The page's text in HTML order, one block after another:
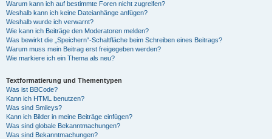
Warum kann ich auf bestimmte Foren nicht zugreifen?
Weshalb kann ich keine Dateianhänge anfügen?
Weshalb wurde ich verwarnt?
Wie kann ich Beiträge den Moderatoren melden?
Was bewirkt die „Speichern“-Schaltfläche beim Schreiben eines Beitrags?
Warum muss mein Beitrag erst freigegeben werden?
Wie markiere ich ein Thema als neu?
Textformatierung und Thementypen
Was ist BBCode?
Kann ich HTML benutzen?
Was sind Smileys?
Kann ich Bilder in meine Beiträge einfügen?
Was sind globale Bekanntmachungen?
Was sind Bekanntmachungen?